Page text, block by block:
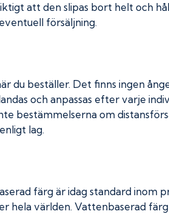
att den slipas bort helt och
försäljning.
du beställer. Det finns ingen
och anpassas efter varje
bestämmelserna om
lag.
färg är idag standard inom
hela världen. Vattenbaserad